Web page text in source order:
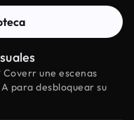
une escenas
para desbloquear su